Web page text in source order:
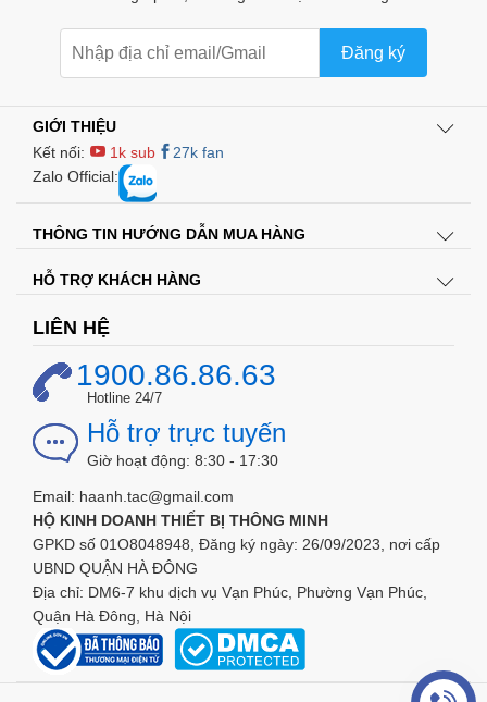
Đăng ký
GIỚI THIỆU
Kết nối:
1k sub
27k fan
Zalo Official:
THÔNG TIN HƯỚNG DẪN MUA HÀNG
HỖ TRỢ KHÁCH HÀNG
LIÊN HỆ
1900.86.86.63
Hotline 24/7
Hỗ trợ trực tuyến
Giờ hoạt động: 8:30 - 17:30
Email: haanh.tac@gmail.com
HỘ KINH DOANH THIẾT BỊ THÔNG MINH
GPKD số 01O8048948, Đăng ký ngày: 26/09/2023, nơi cấp
UBND QUẬN HÀ ĐÔNG
Địa chỉ: DM6-7 khu dịch vụ Vạn Phúc, Phường Vạn Phúc,
Quận Hà Đông, Hà Nội